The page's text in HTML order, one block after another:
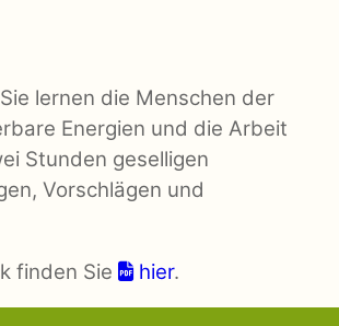
lernen die Menschen der
Energien und die Arbeit
Stunden geselligen
Vorschlägen und
finden Sie hier.